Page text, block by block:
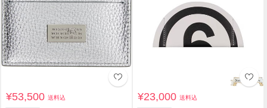
¥53,500送料込 ¥23,000送料込